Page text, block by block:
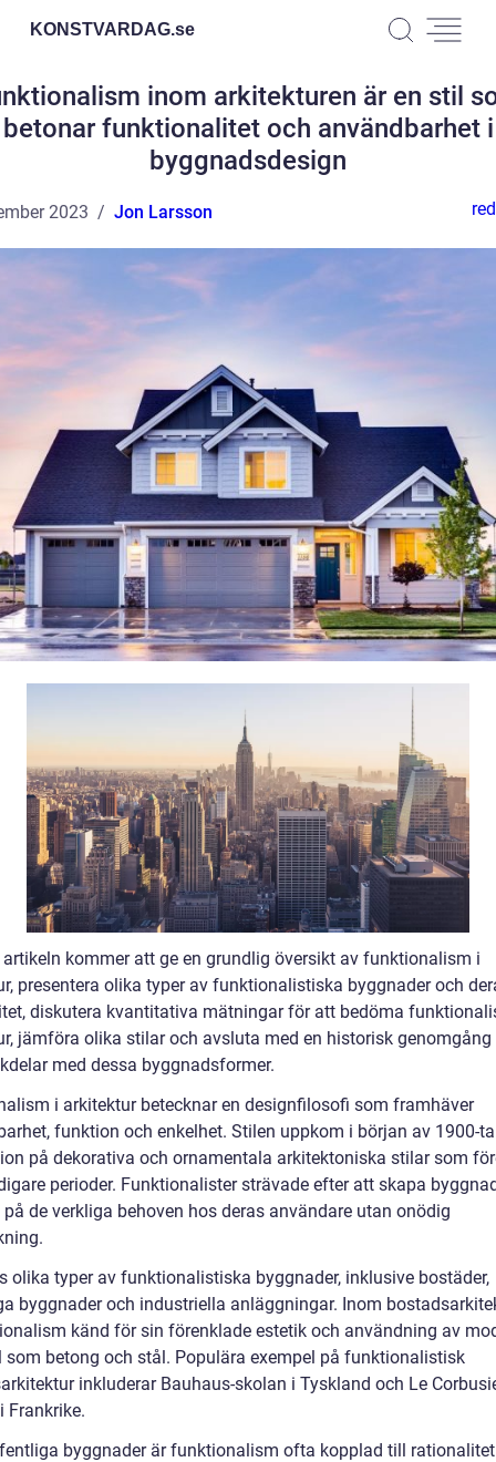
KONSTVARDAG.se
inom arkitekturen är en stil
betonar funktionalitet och användbarhet i
byggnadsdesign
2023 Jon Larsson
artikeln kommer att ge en grundlig översikt av funktionalism i
presentera olika typer av funktionalistiska byggnader och
diskutera kvantitativa mätningar för att bedöma
jämföra olika stilar och avsluta med en historisk genomgång
med dessa byggnadsformer.
i arkitektur betecknar en designfilosofi som framhäver
funktion och enkelhet. Stilen uppkom i början av 1900-
på dekorativa och ornamentala arkitektoniska stilar som
perioder. Funktionalister strävade efter att skapa
på de verkliga behoven hos deras användare utan onödig
olika typer av funktionalistiska byggnader, inklusive bostäder,
byggnader och industriella anläggningar. Inom
känd för sin förenklade estetik och användning av
som betong och stål. Populära exempel på funktionalistisk
inkluderar Bauhaus-skolan i Tyskland och Le
Frankrike.
byggnader är funktionalism ofta kopplad till